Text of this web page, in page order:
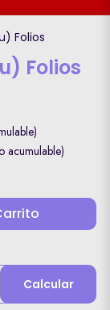
Folios
Folios
acumulable)
Calcular